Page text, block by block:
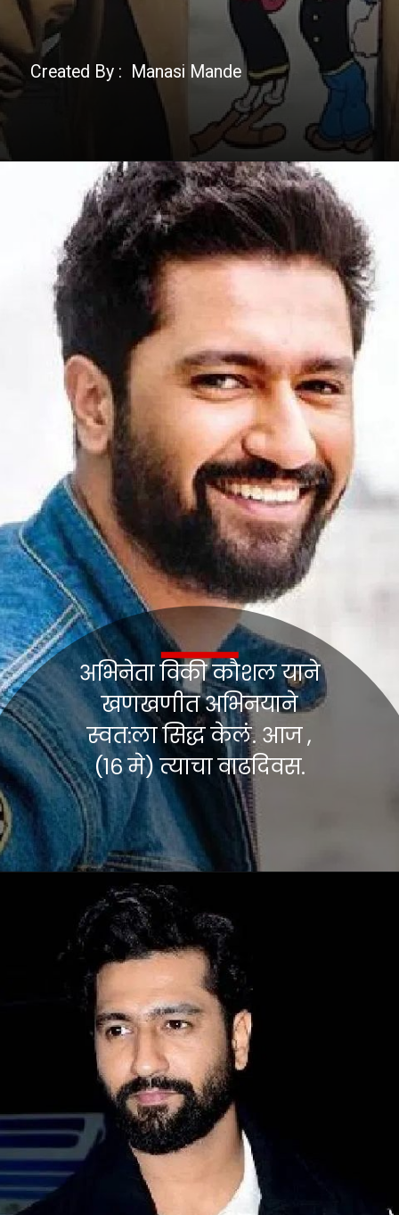
Created By : Manasi Mande
अभिनेता विकी कौशल याने
खणखणीत अभिनयाने
स्वत:ला सिद्ध केलं. आज ,